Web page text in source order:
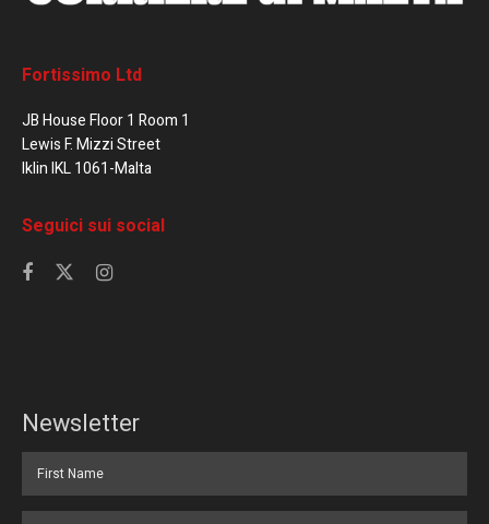
Fortissimo Ltd
JB House Floor 1 Room 1
Lewis F. Mizzi Street
Iklin IKL 1061-Malta
Seguici sui social
Newsletter